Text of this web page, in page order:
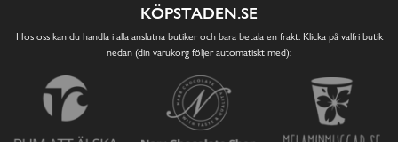
KÖPSTADEN.SE
Hos oss kan du handla i alla anslutna butiker och bara betala en frakt. Klicka på valfri butik
nedan (din varukorg följer automatiskt med):